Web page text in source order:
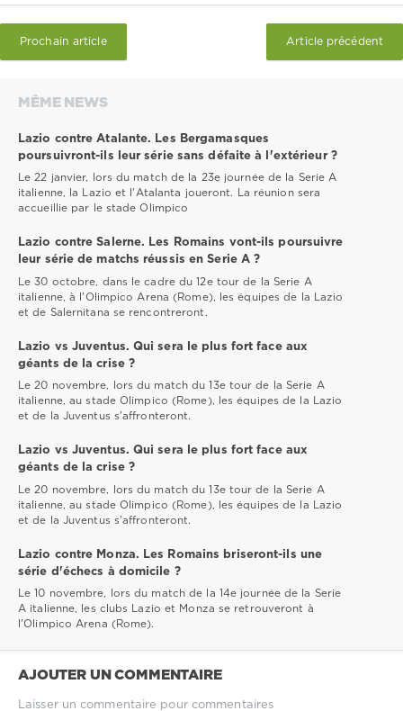
Prochain article Article précédent
MÊME NEWS
Lazio contre Atalante. Les Bergamasques
poursuivront-ils leur série sans défaite à l'extérieur ?
Le 22 janvier, lors du match de la 23e journée de la Serie A
italienne, la Lazio et l'Atalanta joueront. La réunion sera
accueillie par le stade Olimpico
Lazio contre Salerne. Les Romains vont-ils poursuivre
leur série de matchs réussis en Serie A ?
Le 30 octobre, dans le cadre du 12e tour de la Serie A
italienne, à l'Olimpico Arena (Rome), les équipes de la Lazio
et de Salernitana se rencontreront.
Lazio vs Juventus. Qui sera le plus fort face aux
géants de la crise ?
Le 20 novembre, lors du match du 13e tour de la Serie A
italienne, au stade Olimpico (Rome), les équipes de la Lazio
et de la Juventus s'affronteront.
Lazio vs Juventus. Qui sera le plus fort face aux
géants de la crise ?
Le 20 novembre, lors du match du 13e tour de la Serie A
italienne, au stade Olimpico (Rome), les équipes de la Lazio
et de la Juventus s'affronteront.
Lazio contre Monza. Les Romains briseront-ils une
série d'échecs à domicile ?
Le 10 novembre, lors du match de la 14e journée de la Serie
A italienne, les clubs Lazio et Monza se retrouveront à
l'Olimpico Arena (Rome).
AJOUTER UN COMMENTAIRE
Laisser un commentaire pour commentaires